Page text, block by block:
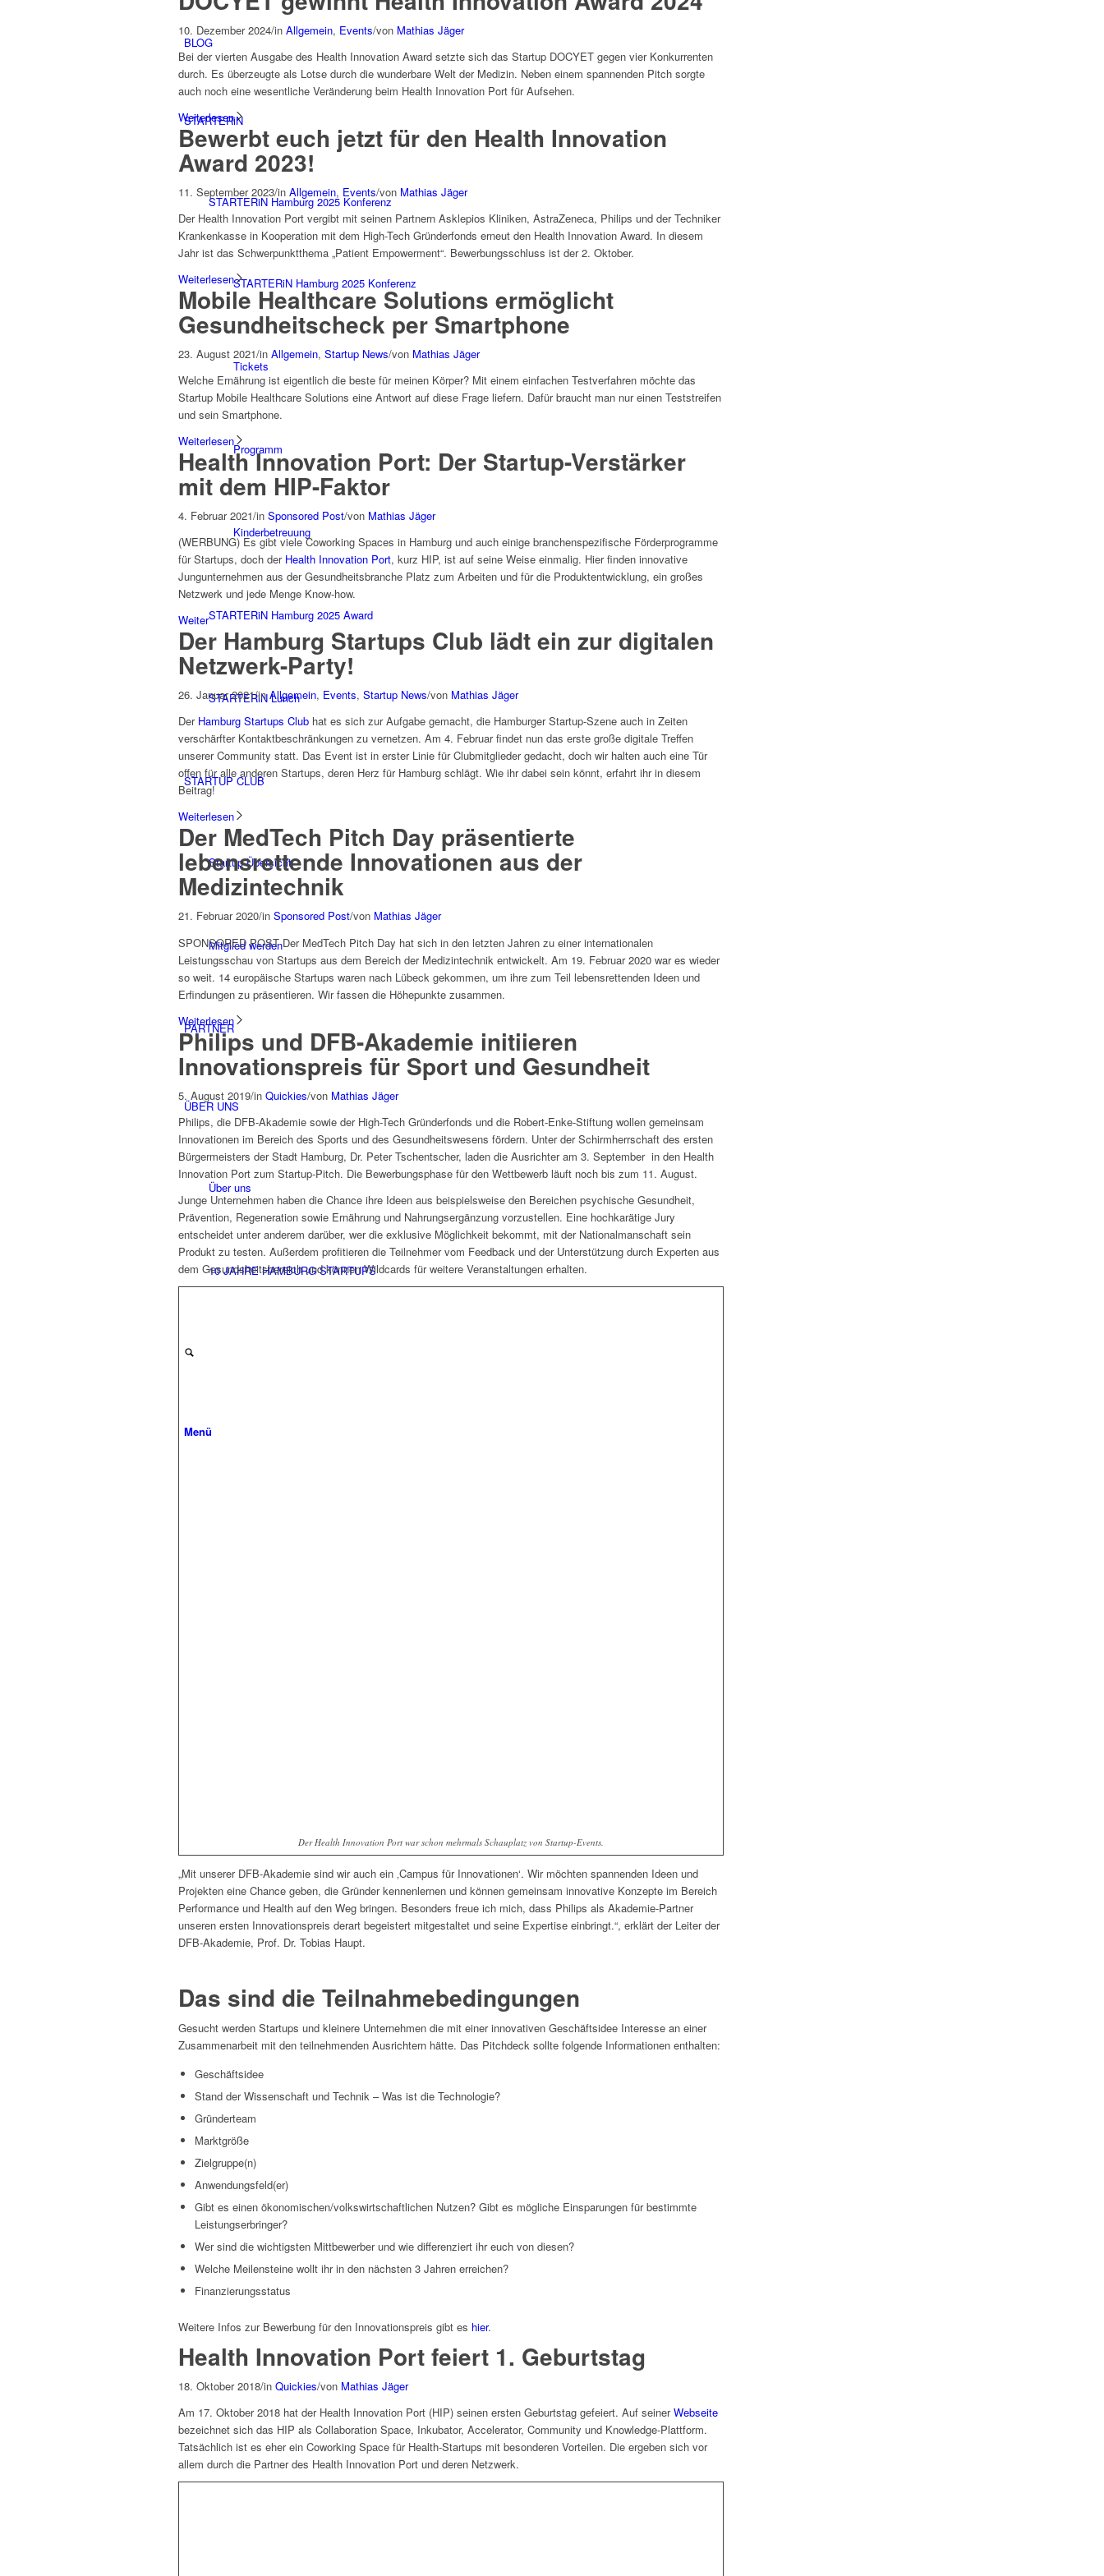
BLOG
STARTERiN
STARTERiN Hamburg 2025 Konferenz
STARTERiN Hamburg 2025 Konferenz
Tickets
Programm
Kinderbetreuung
STARTERiN Hamburg 2025 Award
STARTERiN Lunch
STARTUP CLUB
Startup Übersicht
Mitglied werden
PARTNER
ÜBER UNS
Über uns
10 JAHRE HAMBURG STARTUPS
Menü
10. Dezember 2024/in Allgemein, Events/von Mathias Jäger
Bei der vierten Ausgabe des Health Innovation Award setzte sich das Startup DOCYET gegen vier Konkurrenten
durch. Es überzeugte als Lotse durch die wunderbare Welt der Medizin. Neben einem spannenden Pitch sorgte
auch noch eine wesentliche Veränderung beim Health Innovation Port für Aufsehen.
Weiterlesen
Bewerbt euch jetzt für den Health Innovation
Award 2023!
11. September 2023/in Allgemein, Events/von Mathias Jäger
Der Health Innovation Port vergibt mit seinen Partnern Asklepios Kliniken, AstraZeneca, Philips und der Techniker
Krankenkasse in Kooperation mit dem High-Tech Gründerfonds erneut den Health Innovation Award. In diesem
Jahr ist das Schwerpunktthema „Patient Empowerment“. Bewerbungsschluss ist der 2. Oktober.
Weiterlesen
Mobile Healthcare Solutions ermöglicht
Gesundheitscheck per Smartphone
23. August 2021/in Allgemein, Startup News/von Mathias Jäger
Welche Ernährung ist eigentlich die beste für meinen Körper? Mit einem einfachen Testverfahren möchte das
Startup Mobile Healthcare Solutions eine Antwort auf diese Frage liefern. Dafür braucht man nur einen Teststreifen
und sein Smartphone.
Weiterlesen
Health Innovation Port: Der Startup-Verstärker
mit dem HIP-Faktor
4. Februar 2021/in Sponsored Post/von Mathias Jäger
(WERBUNG) Es gibt viele Coworking Spaces in Hamburg und auch einige branchenspezifische Förderprogramme
für Startups, doch der Health Innovation Port, kurz HIP, ist auf seine Weise einmalig. Hier finden innovative
Jungunternehmen aus der Gesundheitsbranche Platz zum Arbeiten und für die Produktentwicklung, ein großes
Netzwerk und jede Menge Know-how.
Weiter
Der Hamburg Startups Club lädt ein zur digitalen
Netzwerk-Party!
26. Januar 2021/inAllgemein, Events, Startup News/von Mathias Jäger
Der Hamburg Startups Club hat es sich zur Aufgabe gemacht, die Hamburger Startup-Szene auch in Zeiten
verschärfter Kontaktbeschränkungen zu vernetzen. Am 4. Februar findet nun das erste große digitale Treffen
unserer Community statt. Das Event ist in erster Linie für Clubmitglieder gedacht, doch wir halten auch eine Tür
offen für alle anderen Startups, deren Herz für Hamburg schlägt. Wie ihr dabei sein könnt, erfahrt ihr in diesem
Beitrag!
Weiterlesen
Der MedTech Pitch Day präsentierte
lebensrettende Innovationen aus der
Medizintechnik
21. Februar 2020/in Sponsored Post/von Mathias Jäger
SPONSORED POST Der MedTech Pitch Day hat sich in den letzten Jahren zu einer internationalen
Leistungsschau von Startups aus dem Bereich der Medizintechnik entwickelt. Am 19. Februar 2020 war es wieder
so weit. 14 europäische Startups waren nach Lübeck gekommen, um ihre zum Teil lebensrettenden Ideen und
Erfindungen zu präsentieren. Wir fassen die Höhepunkte zusammen.
Weiterlesen
Philips und DFB-Akademie initiieren
Innovationspreis für Sport und Gesundheit
5. August 2019/in Quickies/von Mathias Jäger
Philips, die DFB-Akademie sowie der High-Tech Gründerfonds und die Robert-Enke-Stiftung wollen gemeinsam
Innovationen im Bereich des Sports und des Gesundheitswesens fördern. Unter der Schirmherrschaft des ersten
Bürgermeisters der Stadt Hamburg, Dr. Peter Tschentscher, laden die Ausrichter am 3. September in den Health
Innovation Port zum Startup-Pitch. Die Bewerbungsphase für den Wettbewerb läuft noch bis zum 11. August.
Junge Unternehmen haben die Chance ihre Ideen aus beispielsweise den Bereichen psychische Gesundheit,
Prävention, Regeneration sowie Ernährung und Nahrungsergänzung vorzustellen. Eine hochkarätige Jury
entscheidet unter anderem darüber, wer die exklusive Möglichkeit bekommt, mit der Nationalmanschaft sein
Produkt zu testen. Außerdem profitieren die Teilnehmer vom Feedback und der Unterstützung durch Experten aus
dem Gesundsheitsbereich und können Wildcards für weitere Veranstaltungen erhalten.
Der Health Innovation Port war schon mehrmals Schauplatz von Startup-Events.
„Mit unserer DFB-Akademie sind wir auch ein ‚Campus für Innovationen‘. Wir möchten spannenden Ideen und
Projekten eine Chance geben, die Gründer kennenlernen und können gemeinsam innovative Konzepte im Bereich
Performance und Health auf den Weg bringen. Besonders freue ich mich, dass Philips als Akademie-Partner
unseren ersten Innovationspreis derart begeistert mitgestaltet und seine Expertise einbringt.“, erklärt der Leiter der
DFB-Akademie, Prof. Dr. Tobias Haupt.
Das sind die Teilnahmebedingungen
Gesucht werden Startups und kleinere Unternehmen die mit einer innovativen Geschäftsidee Interesse an einer
Zusammenarbeit mit den teilnehmenden Ausrichtern hätte. Das Pitchdeck sollte folgende Informationen enthalten:
Geschäftsidee
Stand der Wissenschaft und Technik – Was ist die Technologie?
Gründerteam
Marktgröße
Zielgruppe(n)
Anwendungsfeld(er)
Gibt es einen ökonomischen/volkswirtschaftlichen Nutzen? Gibt es mögliche Einsparungen für bestimmte
Leistungserbringer?
Wer sind die wichtigsten Mittbewerber und wie differenziert ihr euch von diesen?
Welche Meilensteine wollt ihr in den nächsten 3 Jahren erreichen?
Finanzierungsstatus
Weitere Infos zur Bewerbung für den Innovationspreis gibt es hier.
Health Innovation Port feiert 1. Geburtstag
18. Oktober 2018/in Quickies/von Mathias Jäger
Am 17. Oktober 2018 hat der Health Innovation Port (HIP) seinen ersten Geburtstag gefeiert. Auf seinerWebseite
bezeichnet sich das HIP als Collaboration Space, Inkubator, Accelerator, Community und Knowledge-Plattform.
Tatsächlich ist es eher ein Coworking Space für Health-Startups mit besonderen Vorteilen. Die ergeben sich vor
allem durch die Partner des Health Innovation Port und deren Netzwerk.